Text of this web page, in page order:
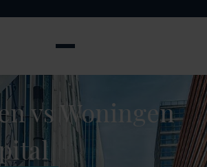
vs Woningen